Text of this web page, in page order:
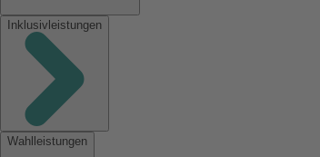
Inklusivleistungen
Wahlleistungen